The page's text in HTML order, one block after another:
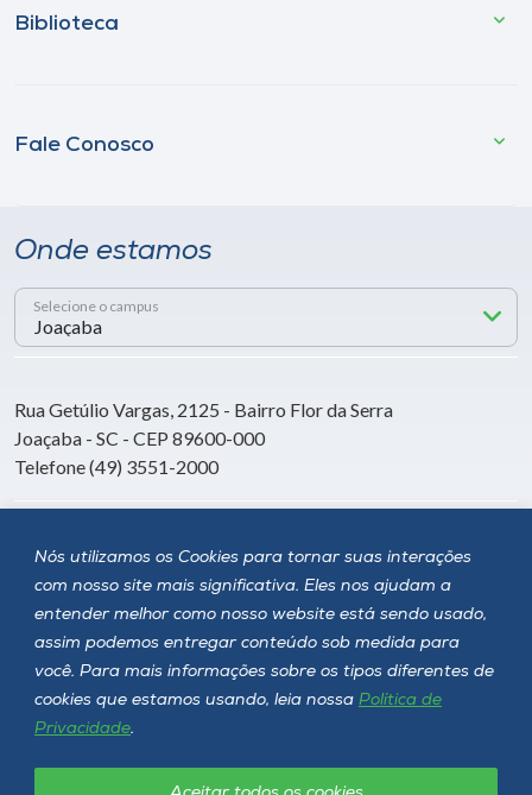
Nós utilizamos os Cookies para tornar suas interações
com nosso site mais significativa. Eles nos ajudam a
entender melhor como nosso website está sendo usado,
assim podemos entregar conteúdo sob medida para
você. Para mais informações sobre os tipos diferentes de
cookies que estamos usando, leia nossa Política de
Privacidade.
Biblioteca
Fale Conosco
Onde estamos
Selecione o campus
Rua Getúlio Vargas, 2125 - Bairro Flor da Serra
Joaçaba - SC - CEP 89600-000
Telefone (49) 3551-2000
Siga a Unoesc